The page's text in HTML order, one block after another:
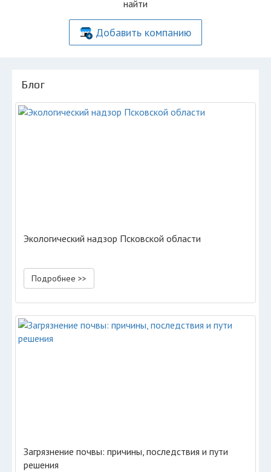
найти
Добавить компанию
Блог
Экологический надзор Псковской области
Подробнее >>
Загрязнение почвы: причины, последствия и пути
решения